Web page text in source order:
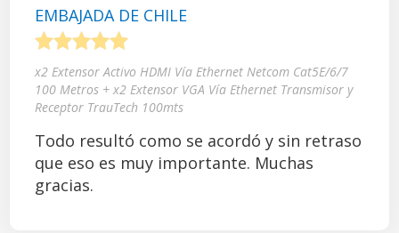
EMBAJADA DE CHILE
x2 Extensor Activo HDMI Vía Ethernet Netcom Cat5E/6/7
100 Metros + x2 Extensor VGA Vía Ethernet Transmisor y
Receptor TrauTech 100mts
Todo resultó como se acordó y sin retraso
que eso es muy importante. Muchas
gracias.